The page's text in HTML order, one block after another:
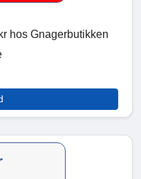
hos Gnagerbutikken